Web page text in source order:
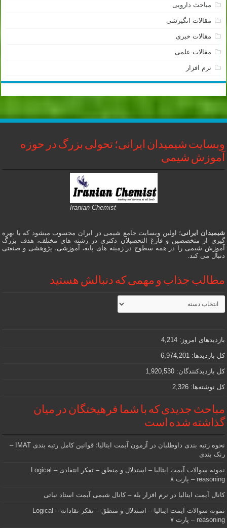
مباحث دارویی
مقالات انگیزشی
مقالات خبری
مقالات علمی
نرم افزار
وبسایت شیمیدان ایرانی؛ تحولی بزرگ در حوزه
آموزش شیمی
Iranian Chemist
شیمیدان ایرانی؛ اولین وبسایت جامع شیمی در ایران محسوب میشود که با بهره
گیری از متخصصین و فارغ التحصیلان دکتری در رشته های مختلف، هدف بزرگ
آموزش شیمی را در همه سطوح در زمینه های پایه، آموزشی، پژوهشی و صنعتی
دنبال می کند.
مطالب جذاب و مهمی که دنبالش هستید
مطالب
جذاب
و
که
دنبالش
هستید
بازدیدهای امروز:4,214
کل بازدیدها: 6,974,201
کل بازدیدکنند‌گان:1,920,530
کل نوشته‌ها:2,326
مباحث جدیدی که با شما فرهیختگان در میان
گذاشته شده است
نحوه رتبه بندی داوطلبان در آزمون آیمت ایتالیا؛ قوانین کامل رتبه بندی IMAT –
رنک بندی
نمونه سوالات آیمت ایتالیا – استدلال و منطق – تفکر انتقادی – Logical
reasoning – پارت ۸
کانال آیمت ایتالیا در نرم افزار بله – کانال شیمی آیمت استاد نباتی
نمونه سوالات آیمت ایتالیا – استدلال و منطق – تفکر نقادانه – Logical
reasoning – پارت ۷